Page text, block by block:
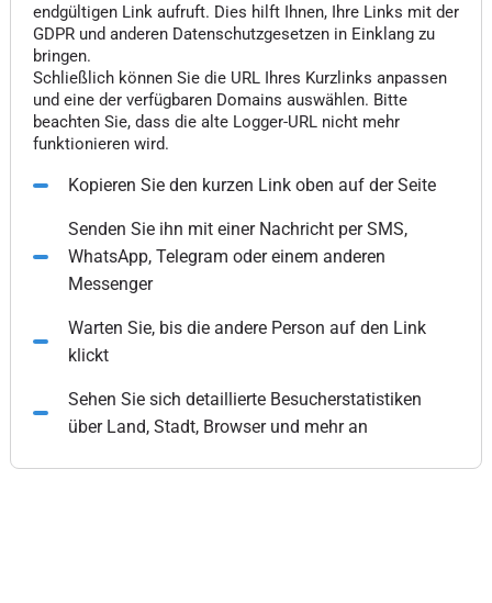
endgültigen Link aufruft. Dies hilft Ihnen, Ihre Links mit der
GDPR und anderen Datenschutzgesetzen in Einklang zu
bringen.
Schließlich können Sie die URL Ihres Kurzlinks anpassen
und eine der verfügbaren Domains auswählen. Bitte
beachten Sie, dass die alte Logger-URL nicht mehr
funktionieren wird.
Kopieren Sie den kurzen Link oben auf der Seite
Senden Sie ihn mit einer Nachricht per SMS,
WhatsApp, Telegram oder einem anderen
Messenger
Warten Sie, bis die andere Person auf den Link
klickt
Sehen Sie sich detaillierte Besucherstatistiken
über Land, Stadt, Browser und mehr an